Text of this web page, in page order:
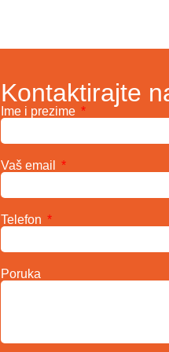
Kontaktirajte
Ime i prezime
Vaš email
Telefon
Poruka